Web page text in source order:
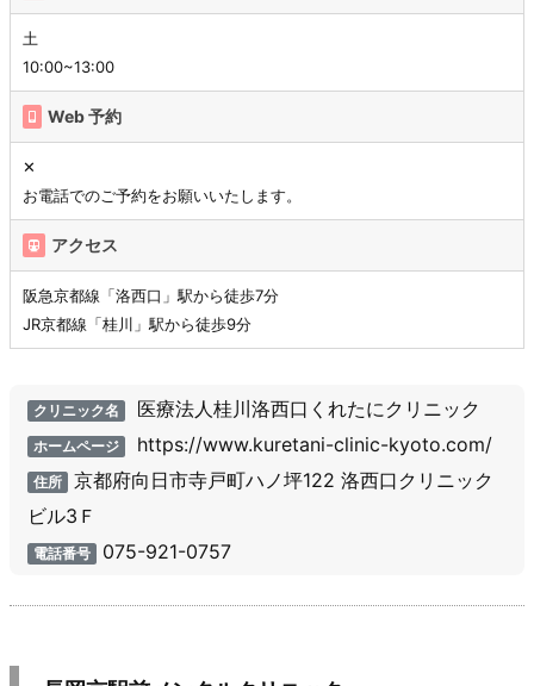
土
10:00~13:00
Web 予約
✕
お電話でのご予約をお願いいたします。
アクセス
阪急京都線「洛西口」駅から徒歩7分
JR京都線「桂川」駅から徒歩9分
クリニック名 医療法人桂川洛西口くれたにクリニック
ホームページ https://www.kuretani-clinic-kyoto.com/
住所 京都府向日市寺戸町ハノ坪122 洛西口クリニック
ビル3Ｆ
電話番号 075-921-0757